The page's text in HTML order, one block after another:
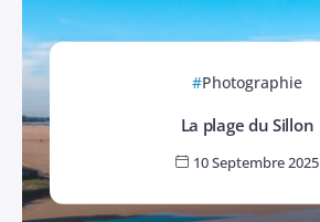
Photographie
La plage du Sillon
10 Septembre 2025